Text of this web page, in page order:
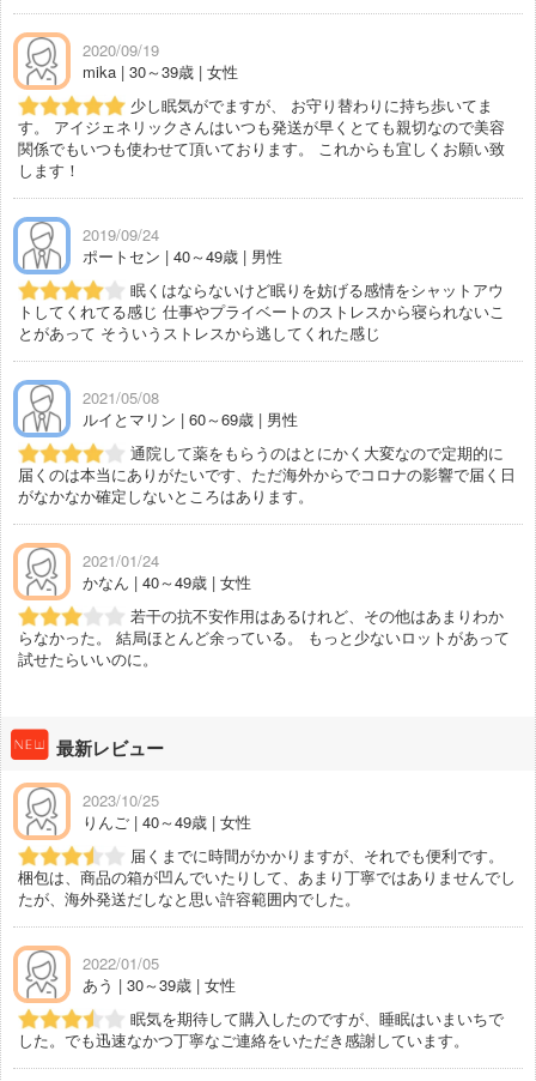
2020/09/19
mika | 30～39歳 | 女性
少し眠気がでますが、 お守り替わりに持ち歩いてま
す。 アイジェネリックさんはいつも発送が早くとても親切なので美容
関係でもいつも使わせて頂いております。 これからも宜しくお願い致
します！
2019/09/24
ポートセン | 40～49歳 | 男性
眠くはならないけど眠りを妨げる感情をシャットアウ
トしてくれてる感じ 仕事やプライベートのストレスから寝られないこ
とがあって そういうストレスから逃してくれた感じ
2021/05/08
ルイとマリン | 60～69歳 | 男性
通院して薬をもらうのはとにかく大変なので定期的に
届くのは本当にありがたいです、ただ海外からでコロナの影響で届く日
がなかなか確定しないところはあります。
2021/01/24
かなん | 40～49歳 | 女性
若干の抗不安作用はあるけれど、その他はあまりわか
らなかった。 結局ほとんど余っている。 もっと少ないロットがあって
試せたらいいのに。
最新レビュー
2023/10/25
りんご | 40～49歳 | 女性
届くまでに時間がかかりますが、それでも便利です。
梱包は、商品の箱が凹んでいたりして、あまり丁寧ではありませんでし
たが、海外発送だしなと思い許容範囲内でした。
2022/01/05
あう | 30～39歳 | 女性
眠気を期待して購入したのですが、睡眠はいまいちで
した。でも迅速なかつ丁寧なご連絡をいただき感謝しています。